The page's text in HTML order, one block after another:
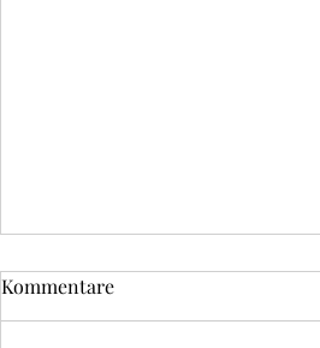
Kommentare